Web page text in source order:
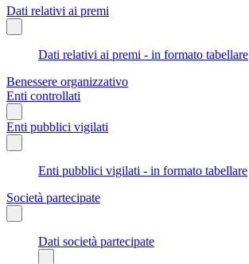
Dati relativi ai premi
Dati relativi ai premi - in formato tabellare
Benessere organizzativo
Enti controllati
Enti pubblici vigilati
Enti pubblici vigilati - in formato tabellare
Società partecipate
Dati società partecipate